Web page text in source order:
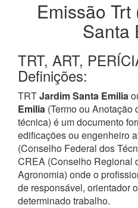
Emissão
Santa
TRT, ART,
Definições:
TRTJardim Santa Emilia
Emilia (Termo ou
técnica) é um documento
edificações ou engenheiro
(Conselho Federal dos
CREA (Conselho Regional
Agronomia) onde o
de responsável, orientador
determinado trabalho.